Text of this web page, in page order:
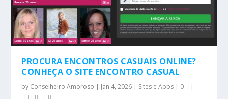
PROCURA ENCONTROS CASUAIS ONLINE?
CONHEÇA O SITE ENCONTRO CASUAL
by Conselheiro Amoroso | Jan 4, 2026 | Sites e Apps | 0 |